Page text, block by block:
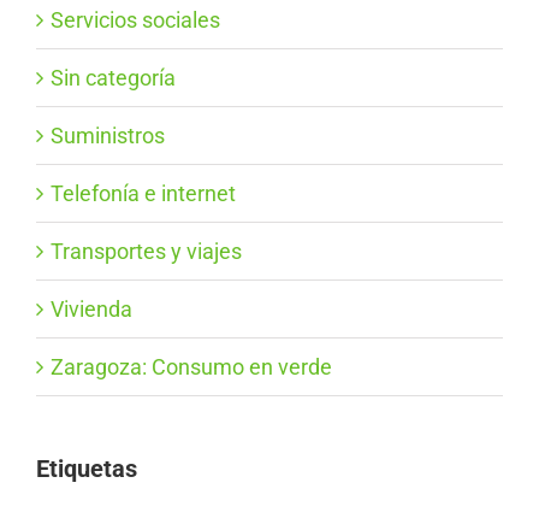
Servicios sociales
Sin categoría
Suministros
Telefonía e internet
Transportes y viajes
Vivienda
Zaragoza: Consumo en verde
Etiquetas